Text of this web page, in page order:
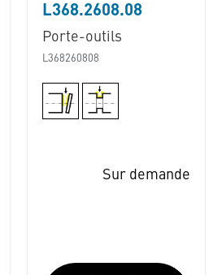
L368.2608.08
Porte-outils
L368260808
Sur demande